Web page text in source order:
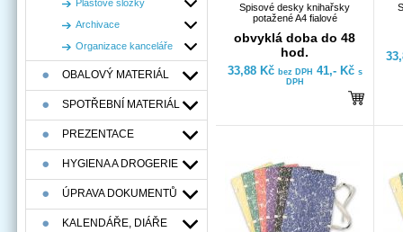
Plastové složky
Archivace
Organizace kanceláře
OBALOVÝ MATERIÁL
SPOTŘEBNÍ MATERIÁL
PREZENTACE
HYGIENA A DROGERIE
ÚPRAVA DOKUMENTŮ
KALENDÁŘE, DIÁŘE
Spisové desky knihařsky
potažené A4 fialové
obvyklá doba do 48
hod.
33,88 Kč bez DPH 41,- Kč s
DPH